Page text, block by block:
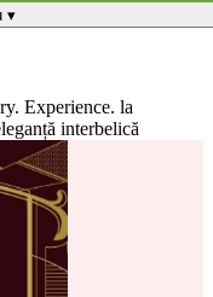
▾
Experience. la
interbelică